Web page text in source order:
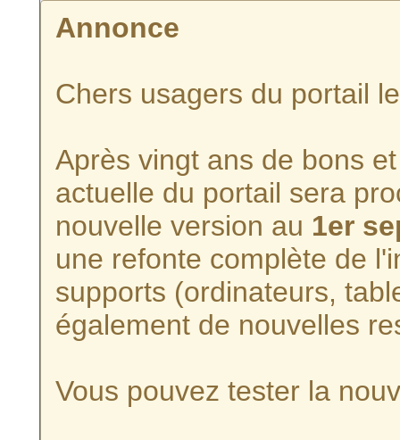
Annonce
Chers usagers du portail
Après vingt ans de bons
actuelle du portail sera
nouvelle version au 1er
une refonte complète de
supports (ordinateurs,
également de nouvelles
Vous pouvez tester la